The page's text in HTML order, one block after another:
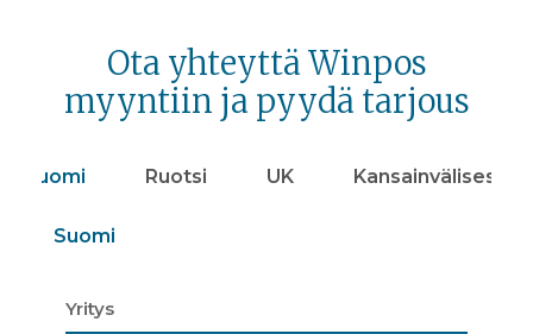
Ota yhteyttä Winpos
myyntiin ja pyydä tarjous
Suomi Ruotsi UK Kansainvälisesti
Suomi